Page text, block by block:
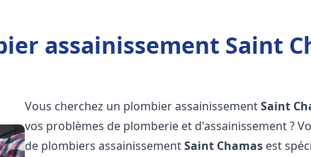
assainissement Saint
Vous cherchez un plombier assainissementSaint
vos problèmes de plomberie et d'assainissement ?
de plombiers assainissementSaint Chamas est